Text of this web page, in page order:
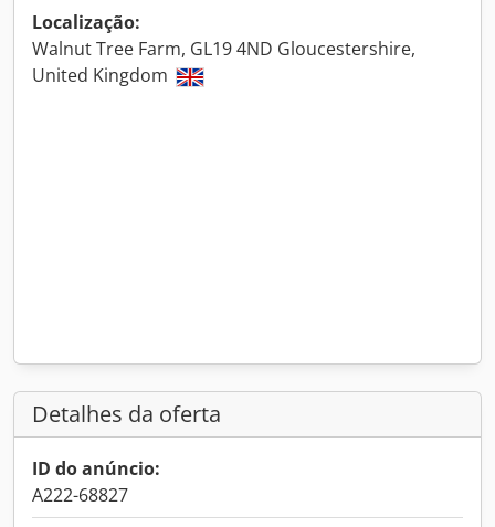
Localização:
Walnut Tree Farm, GL19 4ND Gloucestershire,
United Kingdom
Detalhes da oferta
ID do anúncio:
A222-68827